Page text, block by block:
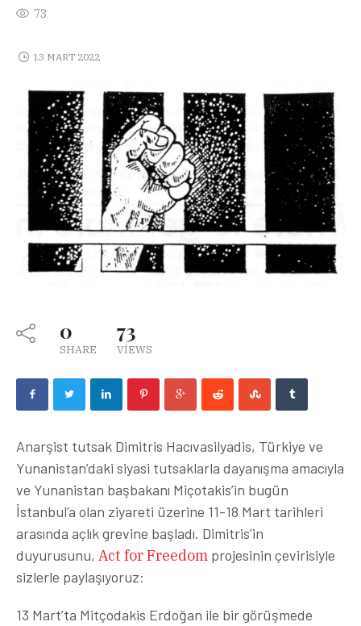
73
13 MART 2022
0
SHARE
73
VIEWS
Anarşist tutsak Dimitris Hacıvasilyadis, Türkiye ve
Yunanistan’daki siyasi tutsaklarla dayanışma amacıyla
ve Yunanistan başbakanı Miçotakis’in bugün
İstanbul’a olan ziyareti üzerine 11-18 Mart tarihleri
arasında açlık grevine başladı. Dimitris’in
duyurusunu, Act for Freedom projesinin çevirisiyle
sizlerle paylaşıyoruz:
13 Mart’ta Mitçodakis Erdoğan ile bir görüşmede